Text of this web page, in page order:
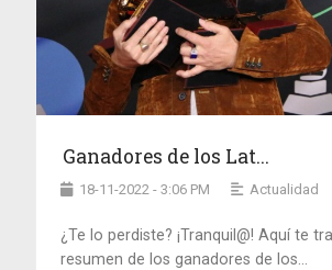
Ganadores de los Lat...
18-11-2022 - 3:06 PM Actualidad
¿Te lo perdiste? ¡Tranquil@! Aquí te
resumen de los ganadores de los...